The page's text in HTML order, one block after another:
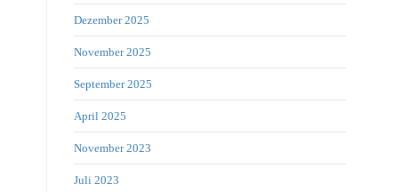
Dezember 2025
November 2025
September 2025
April 2025
November 2023
Juli 2023